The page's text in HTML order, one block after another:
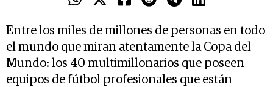
Entre los miles de millones de personas en todo
el mundo que miran atentamente la Copa del
Mundo: los 40 multimillonarios que poseen
equipos de fútbol profesionales que están